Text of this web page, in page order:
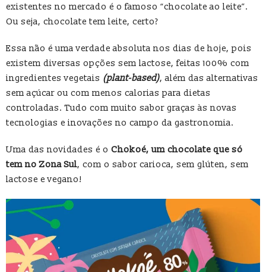
existentes no mercado é o famoso “chocolate ao leite”.
Ou seja, chocolate tem leite, certo?
Essa não é uma verdade absoluta nos dias de hoje, pois
existem diversas opções sem lactose, feitas 100% com
ingredientes vegetais (plant-based), além das alternativas
sem açúcar ou com menos calorias para dietas
controladas. Tudo com muito sabor graças às novas
tecnologias e inovações no campo da gastronomia.
Uma das novidades é o Chokoé, um chocolate que só
tem no Zona Sul, com o sabor carioca, sem glúten, sem
lactose e vegano!